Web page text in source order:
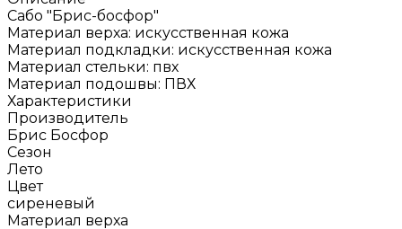
Сабо "Брис-босфор"
Материал верха: искусственная кожа
Материал подкладки: искусственная кожа
Материал стельки: пвх
Материал подошвы: ПВХ
Характеристики
Производитель
Брис Босфор
Сезон
Лето
Цвет
сиреневый
Материал верха